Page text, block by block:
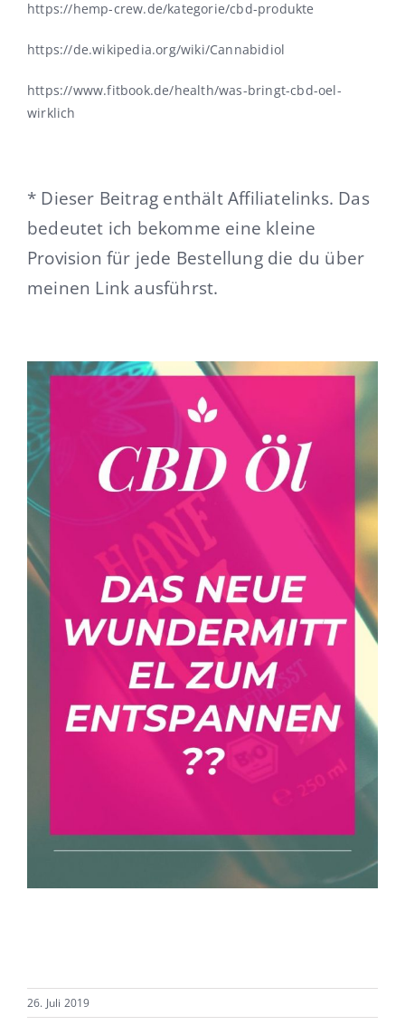
https://hemp-crew.de/kategorie/cbd-produkte
https://de.wikipedia.org/wiki/Cannabidiol
https://www.fitbook.de/health/was-bringt-cbd-oel-
wirklich
* Dieser Beitrag enthält Affiliatelinks. Das
bedeutet ich bekomme eine kleine
Provision für jede Bestellung die du über
meinen Link ausführst.
26. Juli 2019